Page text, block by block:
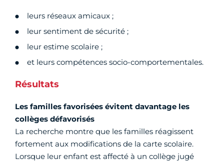
leurs réseaux amicaux ;
leur sentiment de sécurité ;
leur estime scolaire ;
et leurs compétences socio-comportementales.
Résultats
Les familles favorisées évitent davantage les
collèges défavorisés
La recherche montre que les familles réagissent
fortement aux modifications de la carte scolaire.
Lorsque leur enfant est affecté à un collège jugé